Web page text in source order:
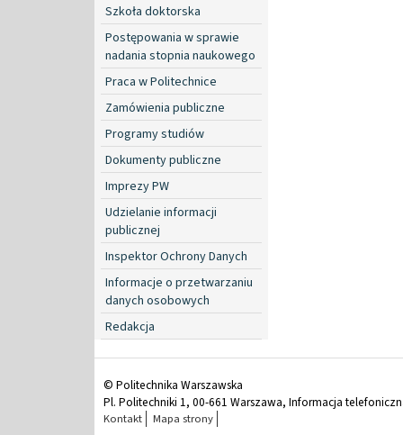
Szkoła doktorska
Postępowania w sprawie
nadania stopnia naukowego
Praca w Politechnice
Zamówienia publiczne
Programy studiów
Dokumenty publiczne
Imprezy PW
Udzielanie informacji
publicznej
Inspektor Ochrony Danych
Informacje o przetwarzaniu
danych osobowych
Redakcja
© Politechnika Warszawska
Pl. Politechniki 1, 00-661 Warszawa, Informacja
Kontakt Mapa strony